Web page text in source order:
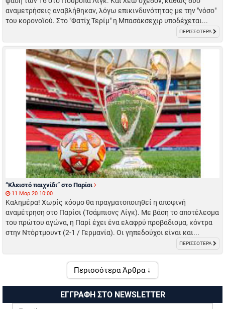
αναμετρήσεις αναβλήθηκαν, λόγω επικινδυνότητας με την "νόσο"
του κορονοϊού. Στο "Φατίχ Τερίμ" η Μπασάκσεχιρ υποδέχεται...
ΠΕΡΙΣΣΟΤΕΡΑ
“Κλειστό παιχνίδι” στο Παρίσι
11 Μαρ 20 10:00
Καλημέρα! Χωρίς κόσμο θα πραγματοποιηθεί η αποψινή
αναμέτρηση στο Παρίσι (Τσάμπιονς Λίγκ). Με βάση το αποτέλεσμα
του πρώτου αγώνα, η Παρί έχει ένα ελαφρύ προβάδισμα, κόντρα
στην Ντόρτμουντ (2-1 / Γερμανία). Οι γηπεδούχοι είναι και...
ΠΕΡΙΣΣΟΤΕΡΑ
Περισσότερα Άρθρα ↓
ΕΓΓΡΑΦΗ ΣΤΟ NEWSLETTER